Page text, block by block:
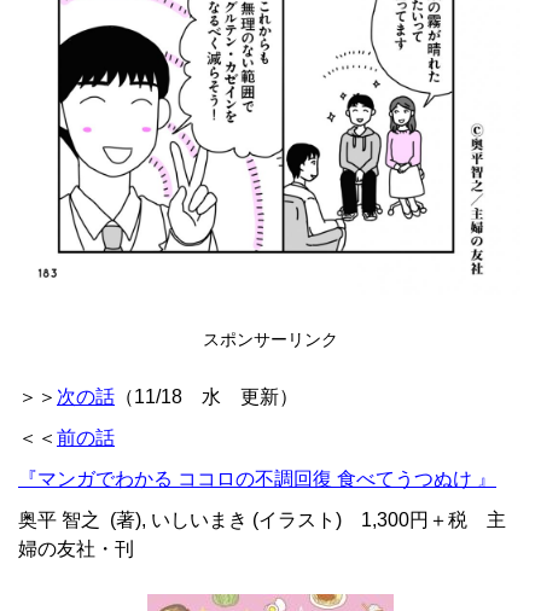
スポンサーリンク
＞＞ 次の話 （11/18 水 更新）
＜＜ 前の話
『マンガでわかる ココロの不調回復 食べてうつぬけ 』
奥平 智之
(著), いしいまき (イラスト) 1,300円＋税 主
婦の友社・刊